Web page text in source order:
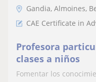
Gandia, Almoines,
CAE Certificate in
Profesora
clases a niños
Fomentar los